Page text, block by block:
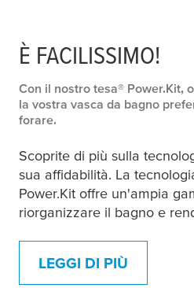
È FACILISSIMO!
Con il nostro tesa® Power.Kit,
la vostra vasca da bagno
forare.
Scoprite di più sulla
sua affidabilità. La
Power.Kit offre un'ampia
riorganizzare il bagno e
LEGGI DI PIÙ